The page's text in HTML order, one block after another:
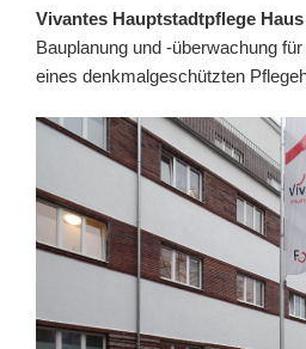
Vivantes Hauptstadtpflege
Bauplanung und -überwachung
eines denkmalgeschützten